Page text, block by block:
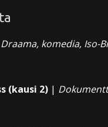
Draama, komedia, Iso-
(kausi 2) |